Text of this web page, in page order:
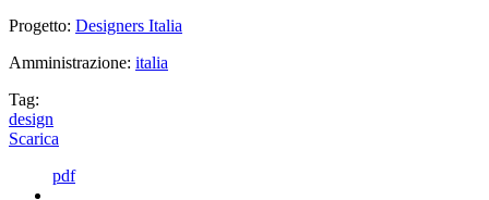
Progetto: Designers Italia
Amministrazione: italia
Tag:
design
Scarica
pdf